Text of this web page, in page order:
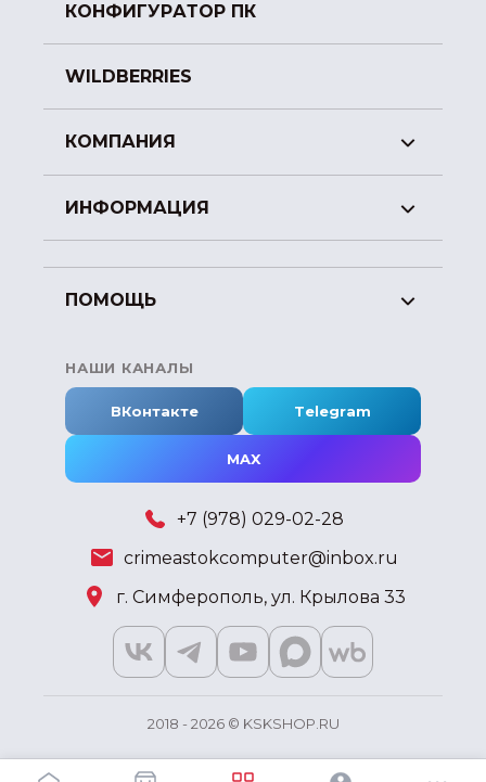
КОНФИГУРАТОР ПК
WILDBERRIES
КОМПАНИЯ
ИНФОРМАЦИЯ
ПОМОЩЬ
НАШИ КАНАЛЫ
ВКонтакте Telegram
MAX
+7 (978) 029-02-28
crimeastokcomputer@inbox.ru
г. Симферополь, ул. Крылова 33
2018 - 2026 © KSKSHOP.RU